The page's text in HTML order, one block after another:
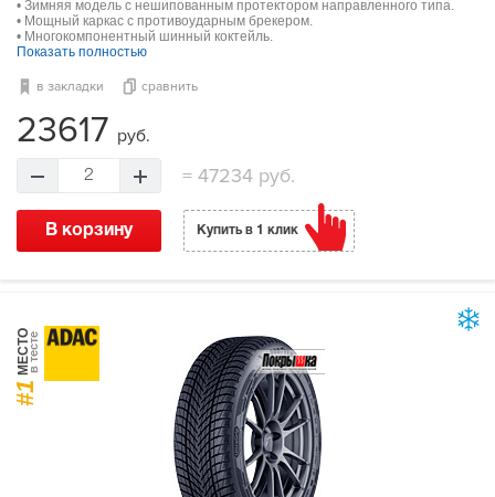
• Зимняя модель с нешипованным протектором направленного типа.
• Мощный каркас с противоударным брекером.
• Многокомпонентный шинный коктейль.
Показать полностью
в закладки сравнить
23617 руб.
2 =47234 руб.
В корзину Купить в 1 клик
#1
МЕСТОв тесте